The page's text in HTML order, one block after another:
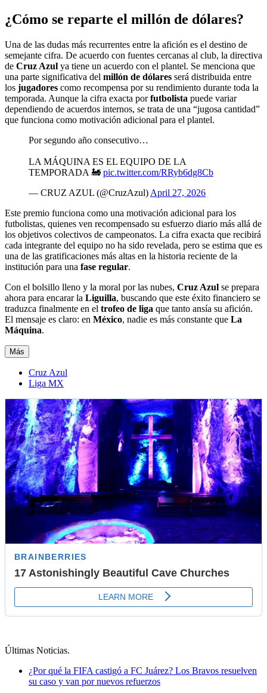
¿Cómo se reparte el millón de dólares?
Una de las dudas más recurrentes entre la afición es el destino de
semejante cifra. De acuerdo con fuentes cercanas al club, la directiva
de Cruz Azul ya tiene un acuerdo con el plantel. Se menciona que
una parte significativa del millón de dólares será distribuida entre
los jugadores como recompensa por su rendimiento durante toda la
temporada. Aunque la cifra exacta porfutbolista puede variar
dependiendo de acuerdos internos, se trata de una “jugosa cantidad”
que funciona como motivación adicional para el plantel.
Por segundo año consecutivo…
LA MÁQUINA ES EL EQUIPO DE LA
TEMPORADA 🚂 pic.twitter.com/RRyb6dg8Cb
— CRUZ AZUL (@CruzAzul) April 27, 2026
Este premio funciona como una motivación adicional para los
futbolistas, quienes ven recompensado su esfuerzo diario más allá de
los objetivos colectivos de campeonatos. La cifra exacta que recibirá
cada integrante del equipo no ha sido revelada, pero se estima que es
una de las gratificaciones más altas en la historia reciente de la
institución para una fase regular.
Con el bolsillo lleno y la moral por las nubes, Cruz Azul se prepara
ahora para encarar la Liguilla, buscando que este éxito financiero se
traduzca finalmente en el trofeo de liga que tanto ansía su afición.
El mensaje es claro: en México, nadie es más constante que La
Máquina.
Más
Cruz Azul
Liga MX
Últimas Noticias.
¿Por qué la FIFA castigó a FC Juárez? Los Bravos resuelven
su caso y van por nuevos refuerzos